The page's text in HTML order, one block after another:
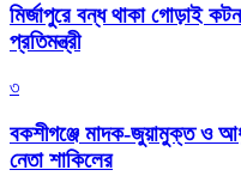
মির্জাপুরে বন্ধ থাকা গোড়াই
প্রতিমন্ত্রী
৩
বকশীগঞ্জে মাদক-জুয়ামুক্ত ও
নেতা শাকিলের